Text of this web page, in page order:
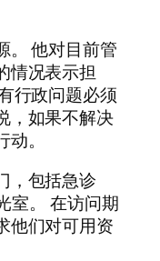
。 他对目前管
情况表示担
行政问题必须
，如果不解决
。
，包括急诊
室。 在访问期
他们对可用资